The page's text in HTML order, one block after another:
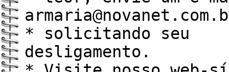
* solicitando seu